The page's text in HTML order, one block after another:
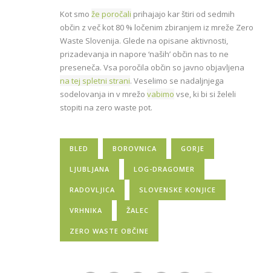
Kot smo že poročali prihajajo kar štiri od sedmih
občin z več kot 80 % ločenim zbiranjem iz mreže Zero
Waste Slovenija. Glede na opisane aktivnosti,
prizadevanja in napore ‘naših’ občin nas to ne
preseneča. Vsa poročila občin so javno objavljena
na tej spletni strani. Veselimo se nadaljnjega
sodelovanja in v mrežo vabimo vse, ki bi si želeli
stopiti na zero waste pot.
BLED BOROVNICA GORJE
LJUBLJANA LOG-DRAGOMER
RADOVLJICA SLOVENSKE KONJICE
VRHNIKA ŽALEC
ZERO WASTE OBČINE